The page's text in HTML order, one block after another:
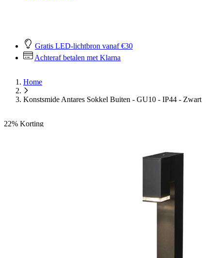
Gratis LED-lichtbron vanaf €30
Achteraf betalen met Klarna
Home
Konstsmide Antares Sokkel Buiten - GU10 - IP44 - Zwart
22% Korting